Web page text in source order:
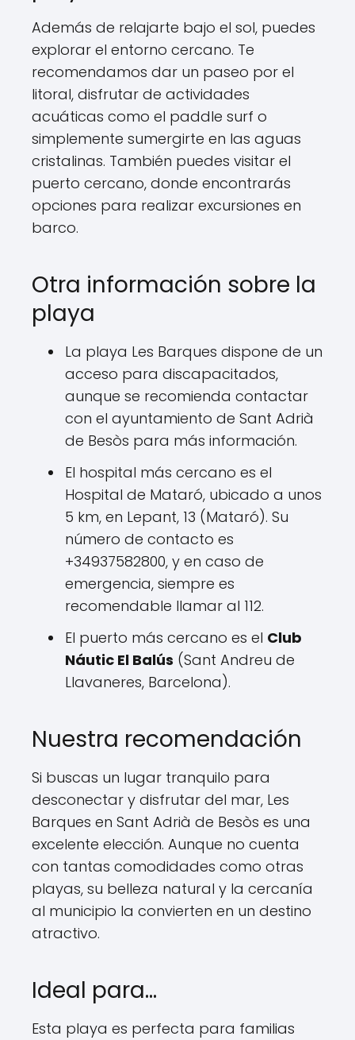
Además de relajarte bajo el sol, puedes
explorar el entorno cercano. Te
recomendamos dar un paseo por el
litoral, disfrutar de actividades
acuáticas como el paddle surf o
simplemente sumergirte en las aguas
cristalinas. También puedes visitar el
puerto cercano, donde encontrarás
opciones para realizar excursiones en
barco.
Otra información sobre la
playa
La playa Les Barques dispone de un
acceso para discapacitados,
aunque se recomienda contactar
con el ayuntamiento de Sant Adrià
de Besòs para más información.
El hospital más cercano es el
Hospital de Mataró, ubicado a unos
5 km, en Lepant, 13 (Mataró). Su
número de contacto es
+34937582800, y en caso de
emergencia, siempre es
recomendable llamar al 112.
El puerto más cercano es el Club
Náutic El Balús (Sant Andreu de
Llavaneres, Barcelona).
Nuestra recomendación
Si buscas un lugar tranquilo para
desconectar y disfrutar del mar, Les
Barques en Sant Adrià de Besòs es una
excelente elección. Aunque no cuenta
con tantas comodidades como otras
playas, su belleza natural y la cercanía
al municipio la convierten en un destino
atractivo.
Ideal para…
Esta playa es perfecta para familias